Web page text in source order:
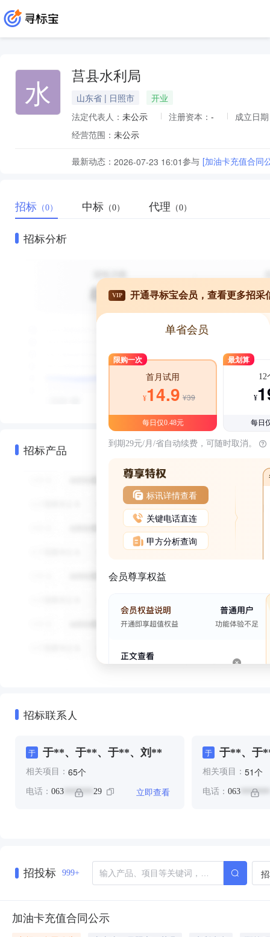
水 莒县水利局
山东省 | 日照市
开业
法定代表人： 未公示 注册资本： -
成立日
经营范围： 未公示
最新动态： 2026-07-23 16:01参与 [加油卡充值合同
招标 （0） 中标 （0） 代理 （0）
招标分析
招标产品
VIP 开通寻标宝会员，查看更多招采
单省会员
限购一次
首月试用
¥14.9 ¥39
每日仅0.48元
最划算
12
¥
每日
到期29元/月/省自动续费，可随时取消。
标讯详情查看
关键电话直连
甲方分析查询
会员尊享权益
招标联系人
于 于**、于**、于**、刘**
相关项目： 65个
电话： 063 ******* 29 立即查看
于 于**、于
相关项目： 51个
电话： 063*******
招投标 999+
加油卡充值合同公示